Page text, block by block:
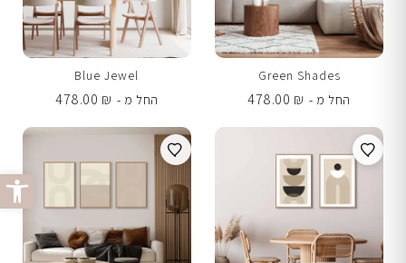
פתח
Green Shades
החל מ -
478.00 ₪
Blue Jewel
החל מ -
478.00 ₪